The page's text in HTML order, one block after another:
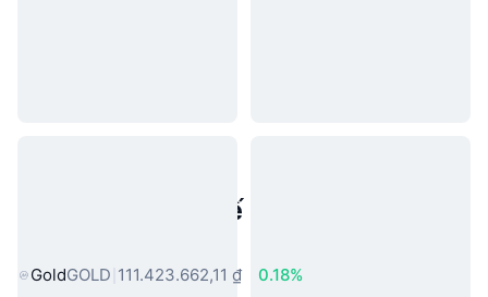
Tài sản trong thế giới thực phổ
GoldGOLD 111.423.662,11 ₫
0.18%